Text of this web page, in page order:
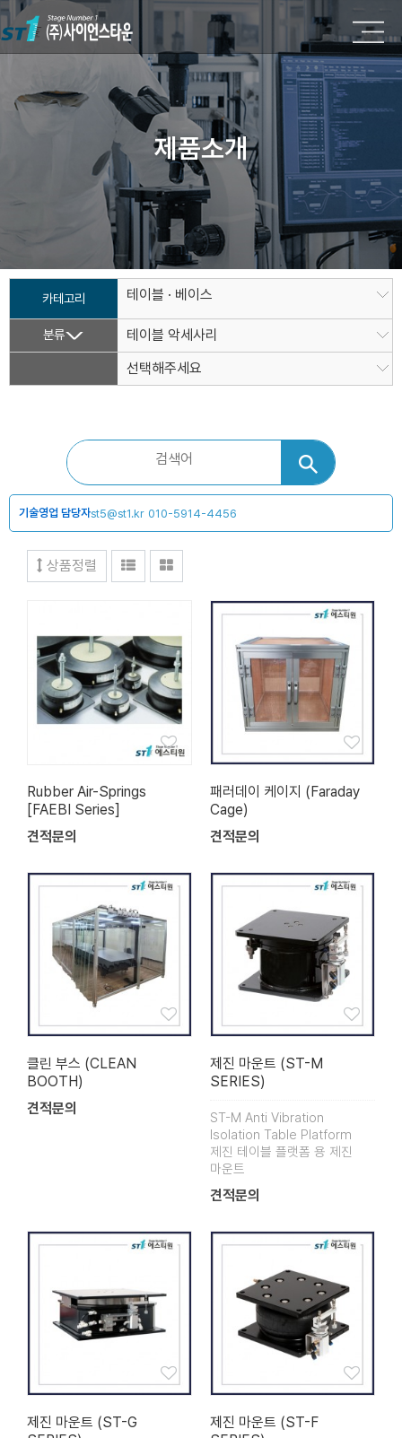
제품소개
카테고리 테이블 · 베이스
분류
테이블 악세사리
선택해주세요
기술영업 담당자st5@st1.kr 010-5914-4456
상품정렬
Rubber Air-Springs
[FAEBI Series]
견적문의
패러데이 케이지 (Faraday
Cage)
견적문의
클린 부스 (CLEAN
BOOTH)
견적문의
제진 마운트 (ST-M
SERIES)
ST-M Anti Vibration
Isolation Table Platform
제진 테이블 플랫폼 용 제진
마운트
견적문의
제진 마운트 (ST-G
제진 마운트 (ST-F